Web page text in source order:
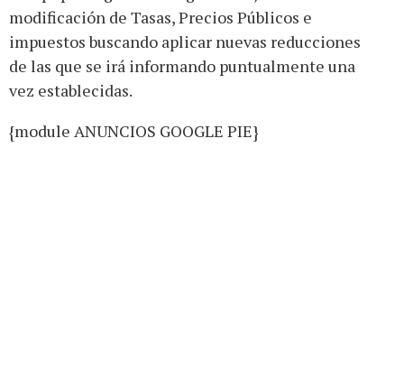
modificación de Tasas, Precios Públicos e
impuestos buscando aplicar nuevas reducciones
de las que se irá informando puntualmente una
vez establecidas.
{module ANUNCIOS GOOGLE PIE}